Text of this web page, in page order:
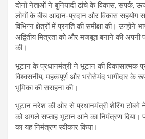
दोनों नेताओं ने बुनियादी ढांचे के विकास, संपर्क,
लोगों के बीच आदान-प्रदान और विकास सहयोग
विभिन्न क्षेत्रों में प्रगति की समीक्षा की। उन्होंने
अद्वितीय मित्रता को और मजबूत बनाने की अपनी
की।
भूटान के प्रधानमंत्री ने भूटान की विकासात्मक
विश्वसनीय, महत्‍वपूर्ण और भरोसेमंद भागीदार के
भूमिका की सराहना की।
भूटान नरेश की ओर से प्रधानमंत्री शेरिंग टोबगे ने
को अगले सप्ताह भूटान आने का निमंत्रण दिया।
का यह निमंत्रण स्वीकार किया।